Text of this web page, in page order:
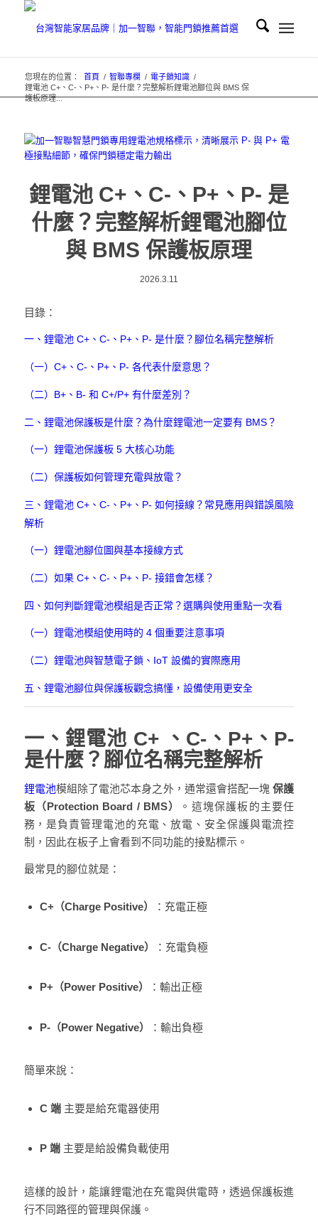
您現在的位置： 首頁 / 智聯專欄 / 電子鎖知識 /
鋰電池 C+、C-、P+、P- 是什麼？完整解析鋰電池腳位與 BMS 保
護板原理...
鋰電池 C+、C-、P+、P- 是
什麼？完整解析鋰電池腳位
與 BMS 保護板原理
2026.3.11
目錄：
一、鋰電池 C+、C-、P+、P- 是什麼？腳位名稱完整解析
（一）C+、C-、P+、P- 各代表什麼意思？
（二）B+、B- 和 C+/P+ 有什麼差別？
二、鋰電池保護板是什麼？為什麼鋰電池一定要有 BMS？
（一）鋰電池保護板 5 大核心功能
（二）保護板如何管理充電與放電？
三、鋰電池 C+、C-、P+、P- 如何接線？常見應用與錯誤風險
解析
（一）鋰電池腳位圖與基本接線方式
（二）如果 C+、C-、P+、P- 接錯會怎樣？
四、如何判斷鋰電池模組是否正常？選購與使用重點一次看
（一）鋰電池模組使用時的 4 個重要注意事項
（二）鋰電池與智慧電子鎖、IoT 設備的實際應用
五、鋰電池腳位與保護板觀念搞懂，設備使用更安全
一、鋰電池 C+ 、C-、P+、P-
是什麼？腳位名稱完整解析
鋰電池模組除了電池芯本身之外，通常還會搭配一塊保護
板（Protection Board / BMS）
。這塊保護板的主要任
務，是負責管理電池的充電、放電、安全保護與電流控
制，因此在板子上會看到不同功能的接點標示。
最常見的腳位就是：
C+（Charge Positive） ：充電正極
C-（Charge Negative） ：充電負極
P+（Power Positive） ：輸出正極
P-（Power Negative） ：輸出負極
簡單來說：
C 端主要是給充電器使用
P 端主要是給設備負載使用
這樣的設計，能讓鋰電池在充電與供電時，透過保護板進
行不同路徑的管理與保護。